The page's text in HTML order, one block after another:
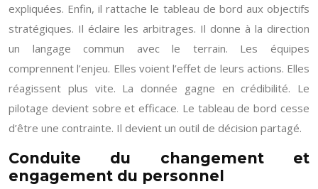
expliquées. Enfin, il rattache le tableau de bord aux objectifs
stratégiques. Il éclaire les arbitrages. Il donne à la direction
un langage commun avec le terrain. Les équipes
comprennent l’enjeu. Elles voient l’effet de leurs actions. Elles
réagissent plus vite. La donnée gagne en crédibilité. Le
pilotage devient sobre et efficace. Le tableau de bord cesse
d’être une contrainte. Il devient un outil de décision partagé.
Conduite du changement et
engagement du personnel